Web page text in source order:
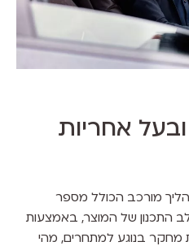
אחריות
מורכב הכולל מספר
של המוצר, באמצעות
בנוגע למתחרים, מהי